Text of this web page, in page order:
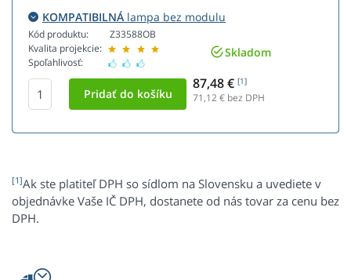
KOMPATIBILNÁ lampa bez modulu
Kód produktu:
Kvalita projekcie:
Spoľahlivosť:
Z33588OB
Skladom
87,48 € [1]
71,12€ bez DPH
[1]Ak ste platiteľ DPH so sídlom na Slovensku a uvediete v
objednávke Vaše IČ DPH, dostanete od nás tovar za cenu bez
DPH.